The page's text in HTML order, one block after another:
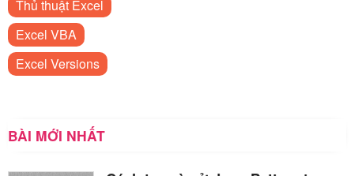
Thủ thuật Excel
Excel VBA
Excel Versions
BÀI MỚI NHẤT